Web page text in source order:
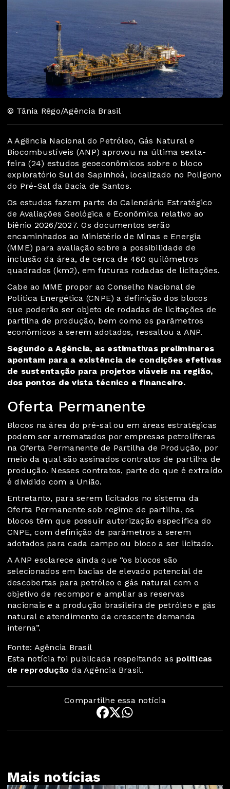
© Tânia Rêgo/Agência Brasil
A Agência Nacional do Petróleo, Gás Natural e
Biocombustíveis (ANP) aprovou na última sexta-
feira (24) estudos geoeconômicos sobre o bloco
exploratório Sul de Sapinhoá, localizado no Polígono
do Pré-Sal da Bacia de Santos.
Os estudos fazem parte do Calendário Estratégico
de Avaliações Geológica e Econômica relativo ao
biênio 2026/2027. Os documentos serão
encaminhados ao Ministério de Minas e Energia
(MME) para avaliação sobre a possibilidade de
inclusão da área, de cerca de 460 quilômetros
quadrados (km2), em futuras rodadas de licitações.
Cabe ao MME propor ao Conselho Nacional de
Política Energética (CNPE) a definição dos blocos
que poderão ser objeto de rodadas de licitações de
partilha de produção, bem como os parâmetros
econômicos a serem adotados, ressaltou a ANP.
Segundo a Agência, as estimativas preliminares
apontam para a existência de condições efetivas
de sustentação para projetos viáveis na região,
dos pontos de vista técnico e financeiro.
Oferta Permanente
Blocos na área do pré-sal ou em áreas estratégicas
podem ser arrematados por empresas petrolíferas
na Oferta Permanente de Partilha de Produção, por
meio da qual são assinados contratos de partilha de
produção. Nesses contratos, parte do que é extraído
é dividido com a União.
Entretanto, para serem licitados no sistema da
Oferta Permanente sob regime de partilha, os
blocos têm que possuir autorização específica do
CNPE, com definição de parâmetros a serem
adotados para cada campo ou bloco a ser licitado.
A ANP esclarece ainda que “os blocos são
selecionados em bacias de elevado potencial de
descobertas para petróleo e gás natural com o
objetivo de recompor e ampliar as reservas
nacionais e a produção brasileira de petróleo e gás
natural e atendimento da crescente demanda
interna”.
Fonte: Agência Brasil
Esta notícia foi publicada respeitando as políticas
de reprodução da Agência Brasil.
Compartilhe essa notícia
Mais notícias